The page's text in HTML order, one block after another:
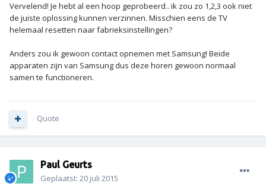
Vervelend! Je hebt al een hoop geprobeerd.. ik zou zo 1,2,3 ook niet
de juiste oplossing kunnen verzinnen. Misschien eens de TV
helemaal resetten naar fabrieksinstellingen?
Anders zou ik gewoon contact opnemen met Samsung! Beide
apparaten zijn van Samsung dus deze horen gewoon normaal
samen te functioneren.
Quote
Paul Geurts
Geplaatst: 20 juli 2015